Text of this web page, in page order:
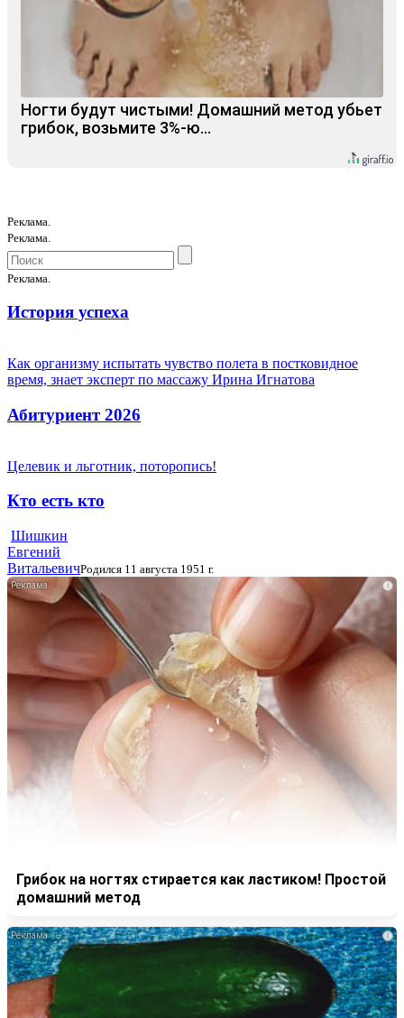
Ногти будут чистыми! Домашний метод убьет
грибок, возьмите 3%-ю…
Реклама.
Реклама.
Реклама.
История успеха
Как организму испытать чувство полета в постковидное
время, знает эксперт по массажу Ирина Игнатова
Абитуриент 2026
Целевик и льготник, поторопись!
Кто есть кто
Шишкин
Евгений
ВитальевичРодился 11 августа 1951 г.
i
Грибок на ногтях стирается как ластиком! Простой
домашний метод
i